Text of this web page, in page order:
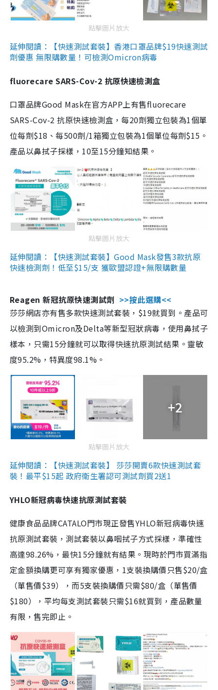
點擊圖片放大
延伸閱讀：【快速測試套裝】香港口罩品牌$19快速測試
劑優惠 無限購數量！可檢測Omicron病毒
fluorecare SARS-Cov-2 抗原快速檢測盒
口罩品牌Good Mask在官方APP上有售fluorecare
SARS-Cov-2 抗原快速檢測盒，每20劑獨立包裝為1個單
位每劑$18、每500劑/1箱獨立包裝為1個單位每劑$15。
產品以鼻拭子採樣，10至15分鐘知結果。
點擊圖片放大
延伸閱讀：【快速測試套裝】Good Mask發售3款抗原
快速檢測劑！低至$15/支 獲歐盟認證+無限購數量
Reagen 新冠抗原快速測試劑 >>按此選購<<
莎莎網店亦有售多款快速測試套裝，$19就買到。產品可
以檢測到Omicron及Delta等新型冠狀病毒，使用鼻拭子
樣本，只需15分鐘就可以取得快速抗原測試結果。靈敏
度95.2%，特異度98.1%。
+2
點擊圖片放大
延伸閱讀：【快速測試套裝】 莎莎開賣6款快速測試套
裝！最平$15起 政府衛生署認可測試劑買2送1
YHLO新冠病毒快速抗原測試套裝
健康食品品牌CATALO門市現正發售YHLO新冠病毒快速
抗原測試套裝，測試套裝以鼻咽拭子方式採樣，準確性
高達98.26%，最快15分鐘就有結果。現時於門市買滿指
定金額換購更可享有獨家優惠，1支裝換購價只售$20/盒
（單售價$39），而5支裝換購價只需$80/盒（單售價
$180），平均每支測試套裝只需$16就買到，產品數量
有限，售完即止。